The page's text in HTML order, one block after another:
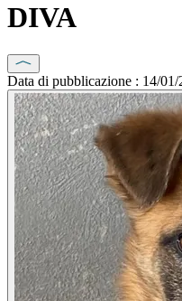
DIVA
Data di pubblicazione : 14/01/